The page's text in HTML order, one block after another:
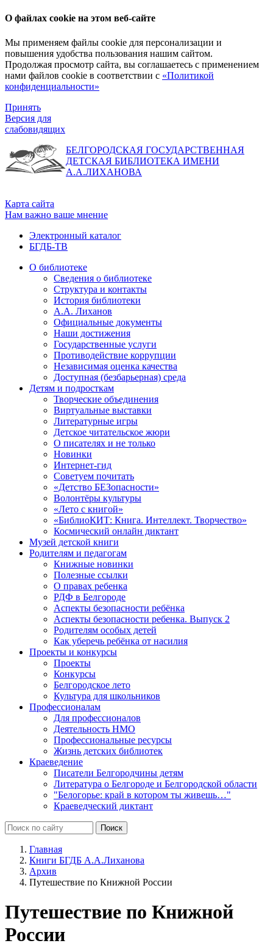
О файлах cookie на этом веб-сайте
Мы применяем файлы cookie для персонализации и
повышения удобства пользования нашим сайтом.
Продолжая просмотр сайта, вы соглашаетесь с применением
нами файлов cookie в соответствии с «Политикой
конфиденциальности»
Принять
Версия для
слабовидящих
БЕЛГОРОДСКАЯ ГОСУДАРСТВЕННАЯ
ДЕТСКАЯ БИБЛИОТЕКА ИМЕНИ
А.А.ЛИХАНОВА
Карта сайта
Нам важно ваше мнение
Электронный каталог
БГДБ-ТВ
О библиотеке
Сведения о библиотеке
Структура и контакты
История библиотеки
А.А. Лиханов
Официальные документы
Наши достижения
Государственные услуги
Противодействие коррупции
Независимая оценка качества
Доступная (безбарьерная) среда
Детям и подросткам
Творческие объединения
Виртуальные выставки
Литературные игры
Детское читательское жюри
О писателях и не только
Новинки
Интернет-гид
Советуем почитать
«Детство БЕЗопасности»
Волонтёры культуры
«Лето с книгой»
«БиблиоКИТ: Книга. Интеллект. Творчество»
Космический онлайн диктант
Музей детской книги
Родителям и педагогам
Книжные новинки
Полезные ссылки
О правах ребенка
РДФ в Белгороде
Аспекты безопасности ребёнка
Аспекты безопасности ребенка. Выпуск 2
Родителям особых детей
Как уберечь ребёнка от насилия
Проекты и конкурсы
Проекты
Конкурсы
Белгородское лето
Культура для школьников
Профессионалам
Для профессионалов
Деятельность НМО
Профессиональные ресурсы
Жизнь детских библиотек
Краеведение
Писатели Белгородчины детям
Литература о Белгороде и Белгородской области
"Белогорье: край в котором ты живешь…"
Краеведческий диктант
Главная
Книги БГДБ А.А.Лиханова
Архив
Путешествие по Книжной России
Путешествие по Книжной
России